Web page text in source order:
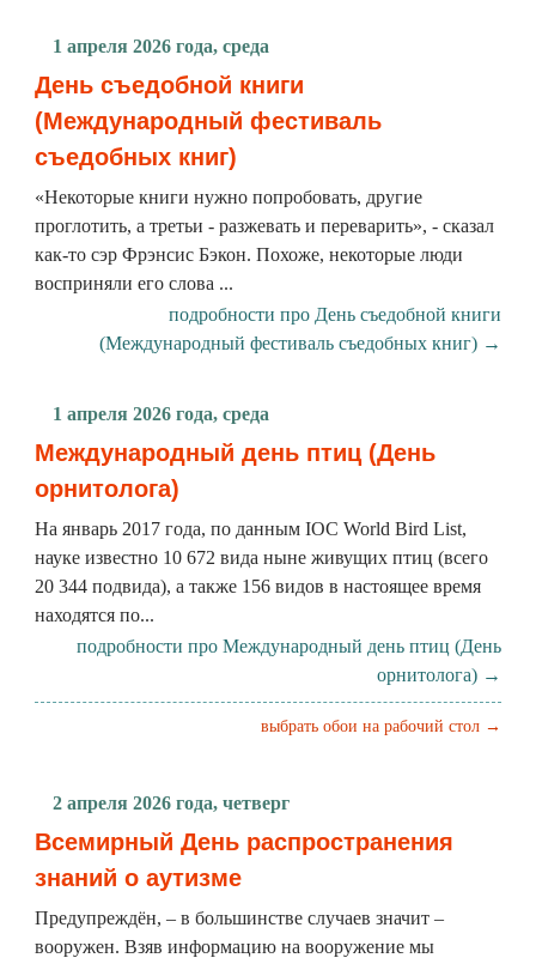
1 апреля 2026 года, среда
День съедобной книги
(Международный фестиваль
съедобных книг)
«Некоторые книги нужно попробовать, другие
проглотить, а третьи - разжевать и переварить», - сказал
как-то сэр Фрэнсис Бэкон. Похоже, некоторые люди
восприняли его слова ...
подробности про День съедобной книги
(Международный фестиваль съедобных книг) →
1 апреля 2026 года, среда
Международный день птиц (День
орнитолога)
На январь 2017 года, по данным IOC World Bird List,
науке известно 10 672 вида ныне живущих птиц (всего
20 344 подвида), а также 156 видов в настоящее время
находятся по...
подробности про Международный день птиц (День
орнитолога) →
выбрать обои на рабочий стол →
2 апреля 2026 года, четверг
Всемирный День распространения
знаний о аутизме
Предупреждён, – в большинстве случаев значит –
вооружен. Взяв информацию на вооружение мы